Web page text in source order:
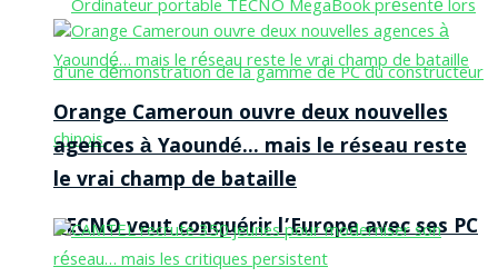
TECNO veut conquérir l’Europe avec ses PC
Orange Cameroun ouvre deux nouvelles
agences à Yaoundé… mais le réseau reste
le vrai champ de bataille